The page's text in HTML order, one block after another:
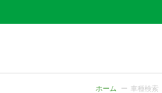
ホーム 車種検索